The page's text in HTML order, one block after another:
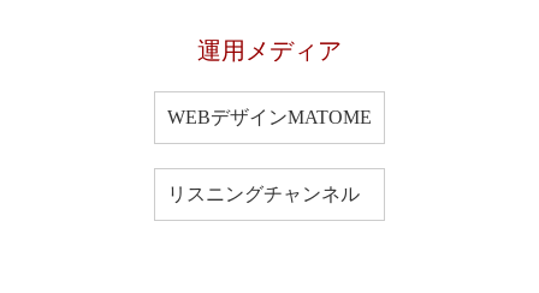
運用メディア
WEBデザインMATOME
リスニングチャンネル